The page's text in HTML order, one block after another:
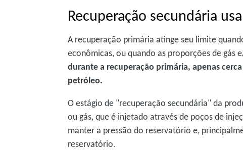
Recuperação secundária
A recuperação primária atinge seu limite
econômicas, ou quando as proporções de
durante a recuperação primária, apenas
petróleo.
O estágio de "recuperação secundária" da
ou gás, que é injetado através de poços de
manter a pressão do reservatório e,
reservatório.